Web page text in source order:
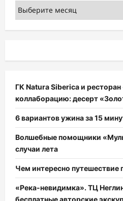
Архивы
ГК Natura Siberica и
коллаборацию: десерт
6 вариантов ужина за 15
Волшебные помощники
случаи лета
Чем интересно путешествие
«Река-невидимка». ТЦ
бесплатные авторские